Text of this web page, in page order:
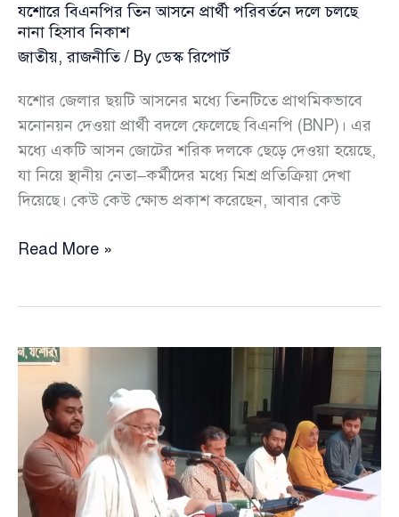
যশোরে বিএনপির তিন আসনে প্রার্থী পরিবর্তনে দলে চলছে
নানা হিসাব নিকাশ
জাতীয়,রাজনীতি/ By ডেস্ক রিপোর্ট
যশোর জেলার ছয়টি আসনের মধ্যে তিনটিতে প্রাথমিকভাবে
মনোনয়ন দেওয়া প্রার্থী বদলে ফেলেছে বিএনপি (BNP)। এর
মধ্যে একটি আসন জোটের শরিক দলকে ছেড়ে দেওয়া হয়েছে,
যা নিয়ে স্থানীয় নেতা–কর্মীদের মধ্যে মিশ্র প্রতিক্রিয়া দেখা
দিয়েছে। কেউ কেউ ক্ষোভ প্রকাশ করেছেন, আবার কেউ
যশোরে
প্রার্থী
দলে
চলছে
নানা
হিসাব
নিকাশ
Read More »